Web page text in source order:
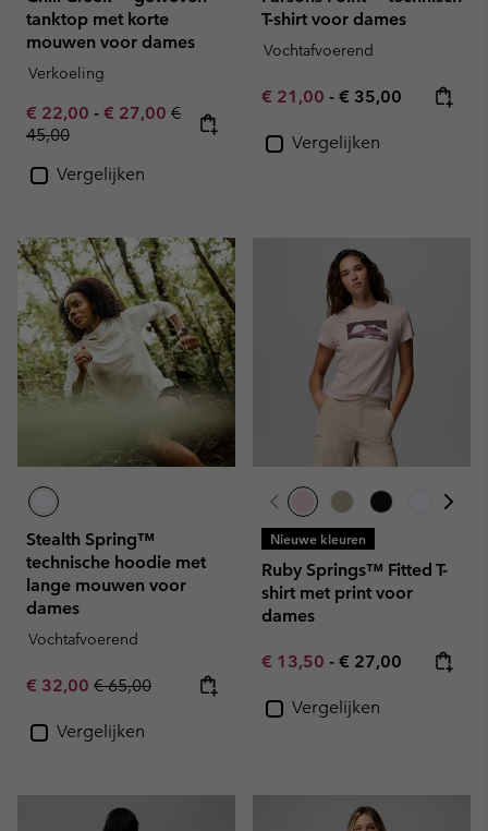
tanktop met korte
mouwen voor dames
Verkoeling
Minimum sale price:
€ 22,00 - Maximum sale price:
€ 27,00 Regular price:
€
45,00
Vergelijken
T-shirt voor dames
Vochtafvoerend
Minimum sale price:
€ 21,00 - Maximum price:
€ 35,00
Vergelijken
Stealth Spring™
technische hoodie met
lange mouwen voor
dames
Vochtafvoerend
Sale price:
€ 32,00 Regular price:
€ 65,00
Vergelijken
Nieuwe kleuren
Ruby Springs™ Fitted T-
shirt met print voor
dames
Minimum sale price:
€ 13,50 - Maximum price:
€ 27,00
Vergelijken